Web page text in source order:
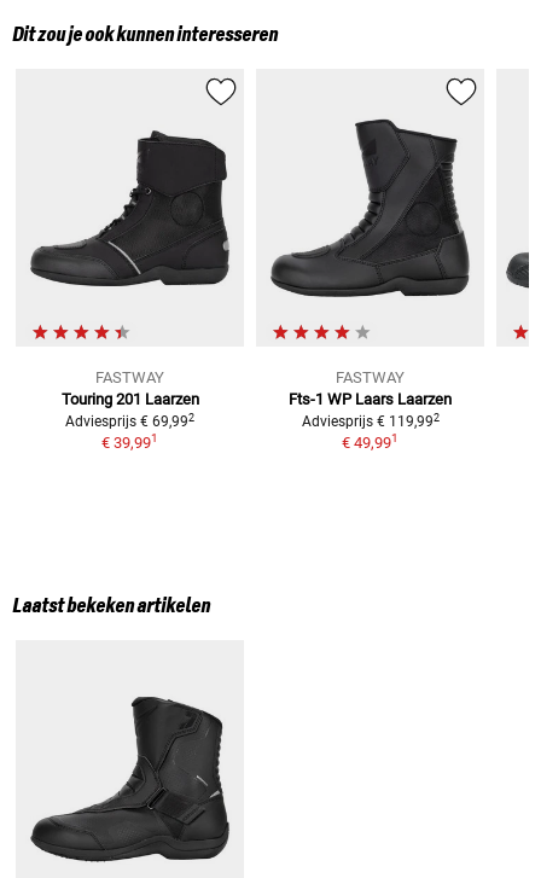
Dit zou je ook kunnen interesseren
FASTWAY
Touring 201 Laarzen
Adviesprijs € 69,992
€ 39,991
FASTWAY
Fts-1 WP Laars Laarzen
Adviesprijs € 119,992
€ 49,991
Laatst bekeken artikelen